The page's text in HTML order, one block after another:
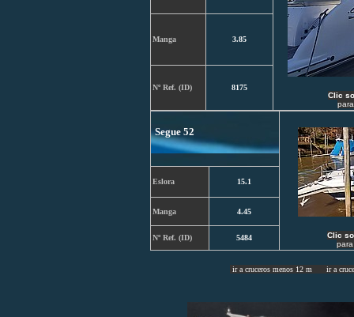
Clic
para
Manga 3.85
Nº Ref. (ID) 8175
Segue 52
Clic
para
Eslora 15.1
Manga 4.45
Nº Ref. (ID) 5484
ir a cruceros menos 12 m ir a